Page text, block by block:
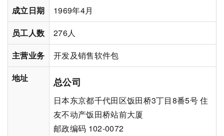
成立日期
1969年4月
员工人数
276人
主营业务
开发及销售软件包
地址
总公司
日本东京都千代田区饭田桥3丁目8番5号 住
友不动产饭田桥站前大厦
邮政编码 102-0072